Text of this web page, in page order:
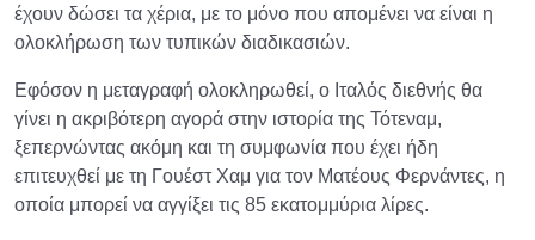
έχουν δώσει τα χέρια, με το μόνο που απομένει να είναι η
ολοκλήρωση των τυπικών διαδικασιών.
Εφόσον η μεταγραφή ολοκληρωθεί, ο Ιταλός διεθνής θα
γίνει η ακριβότερη αγορά στην ιστορία της Τότεναμ,
ξεπερνώντας ακόμη και τη συμφωνία που έχει ήδη
επιτευχθεί με τη Γουέστ Χαμ για τον Ματέους Φερνάντες, η
οποία μπορεί να αγγίξει τις 85 εκατομμύρια λίρες.